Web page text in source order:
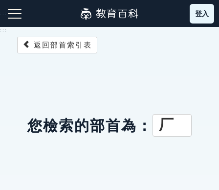
到
主
::: 登入
:::
返回部首索引表
您檢索的部首為： 厂